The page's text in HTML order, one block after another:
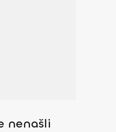
nenašli